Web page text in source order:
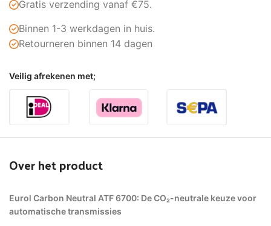
Gratis verzending vanaf €75.
Binnen 1-3 werkdagen in huis.
Retourneren binnen 14 dagen
Veilig afrekenen met;
Over het product
Eurol Carbon Neutral ATF 6700: De CO₂-neutrale keuze voor
automatische transmissies